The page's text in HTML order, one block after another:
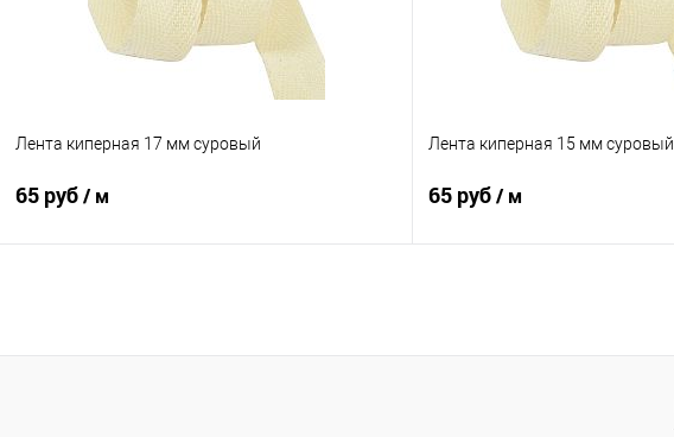
Лента киперная 17 мм суровый
65 руб/ м
Сравнение
Лента киперная 15 мм суровый
65 руб/ м
Сравнение